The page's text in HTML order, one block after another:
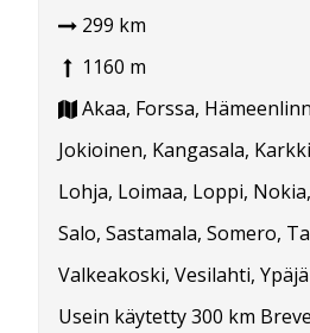
299 km
1160 m
Akaa, Forssa,
Jokioinen, Kangasala,
Lohja, Loimaa, Loppi,
Salo, Sastamala, Somero,
Valkeakoski, Vesilahti, Ypäjä
Usein käytetty 300 km